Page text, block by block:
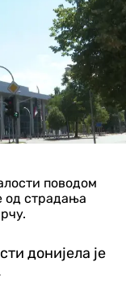
поводом
од страдања
донијела је